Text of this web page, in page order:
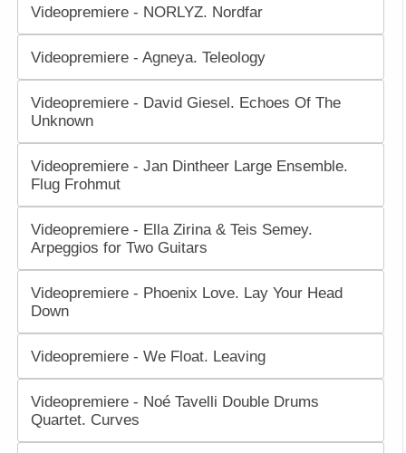
Videopremiere - NORLYZ. Nordfar
Videopremiere - Agneya. Teleology
Videopremiere - David Giesel. Echoes Of The
Unknown
Videopremiere - Jan Dintheer Large Ensemble.
Flug Frohmut
Videopremiere - Ella Zirina & Teis Semey.
Arpeggios for Two Guitars
Videopremiere - Phoenix Love. Lay Your Head
Down
Videopremiere - We Float. Leaving
Videopremiere - Noé Tavelli Double Drums
Quartet. Curves